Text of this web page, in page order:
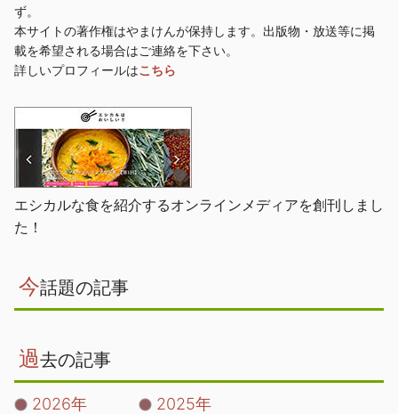
ず。
本サイトの著作権はやまけんが保持します。出版物・放送等に掲
載を希望される場合はご連絡を下さい。
詳しいプロフィールはこちら
エシカルな食を紹介するオンラインメディアを創刊しまし
た！
今話題の記事
過去の記事
2026年
2025年